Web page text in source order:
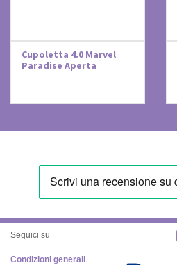
Cupoletta 4.0 Marvel
Paradise Aperta
Seguici su
Condizioni generali